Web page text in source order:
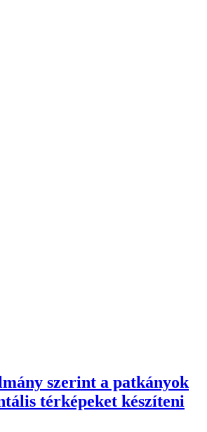
szerint a patkányok
térképeket készíteni